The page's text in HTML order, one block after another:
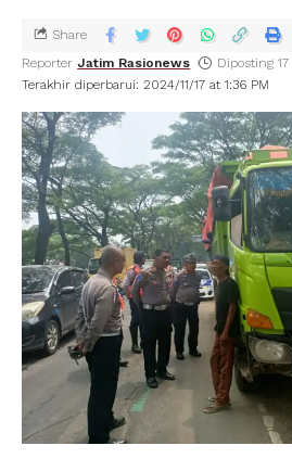
Terakhir diperbarui: 2024/11/17 at 1:36 PM
Reporter Jatim Rasionews Diposting
Share